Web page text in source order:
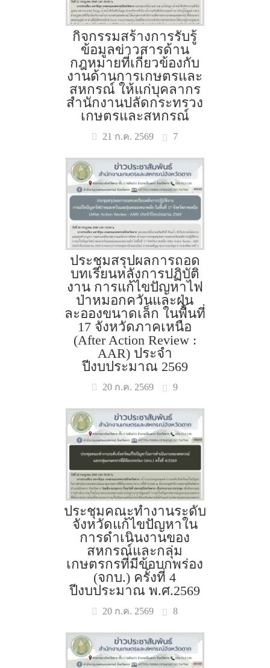
กิจกรรมสร้างการรับรู้
ข้อมูลข่าวสารด้าน
กฎหมายที่เกี่ยวข้องกับ
งานด้านการเกษตรและ
สหกรณ์ ให้แก่บุคลากร
สำนักงานปลัดกระทรวง
เกษตรและสหกรณ์
21 ก.ค. 2569 7
ประชุมสรุปผลการถอด
บทเรียนหลังการปฏิบัติ
งาน การแก้ไขปัญหาไฟ
ป่าหมอกควันและฝุ่น
ละอองขนาดเล็ก ในพื้นที่
17 จังหวัดภาคเหนือ
(After Action Review :
AAR) ประจำ
ปีงบประมาณ 2569
20 ก.ค. 2569 9
ประชุมคณะทำงานระดับ
จังหวัดแก้ไขปัญหาใน
การดำเนินงานของ
สหกรณ์และกลุ่ม
เกษตรกรที่มีข้อบกพร่อง
(จกบ.) ครั้งที่ 4
ปีงบประมาณ พ.ศ.2569
20 ก.ค. 2569 8